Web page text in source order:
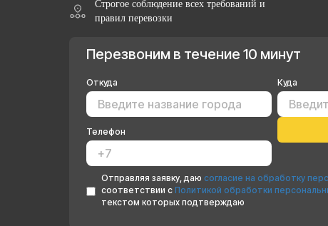
Строгое соблюдение всех требований и
правил перевозки
Перезвоним в течение 10 минут
Откуда Куда
Телефон
Отправляя заявку, даю согласие на обработку
соответствии с Политикой обработки
текстом которых подтверждаю